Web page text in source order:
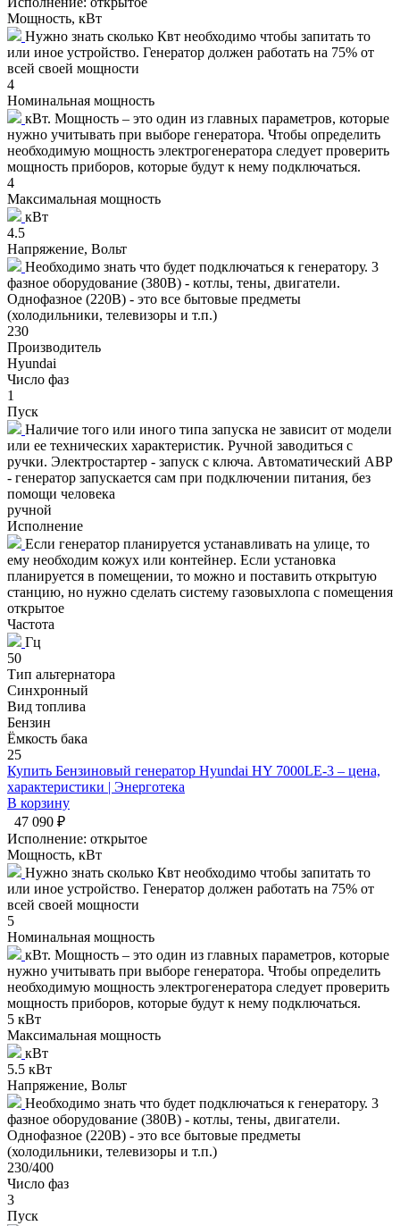
Мощность, кВт
Нужно знать сколько Квт необходимо чтобы запитать то
или иное устройство. Генератор должен работать на 75% от
всей своей мощности
4
Номинальная мощность
кВт. Мощность – это один из главных параметров, которые
нужно учитывать при выборе генератора. Чтобы определить
необходимую мощность электрогенератора следует проверить
мощность приборов, которые будут к нему подключаться.
4
Максимальная мощность
кВт
4.5
Напряжение, Вольт
Необходимо знать что будет подключаться к генератору. 3
фазное оборудование (380В) - котлы, тены, двигатели.
Однофазное (220В) - это все бытовые предметы
(холодильники, телевизоры и т.п.)
230
Производитель
Hyundai
Число фаз
1
Пуск
Наличие того или иного типа запуска не зависит от модели
или ее технических характеристик. Ручной заводиться с
ручки. Электростартер - запуск с ключа. Автоматический АВР
- генератор запускается сам при подключении питания, без
помощи человека
ручной
Исполнение
Если генератор планируется устанавливать на улице, то
ему необходим кожух или контейнер. Если установка
планируется в помещении, то можно и поставить открытую
станцию, но нужно сделать систему газовыхлопа с помещения
открытое
Частота
Гц
50
Тип альтернатора
Синхронный
Вид топлива
Бензин
Ёмкость бака
25
Купить Бензиновый генератор Hyundai HY 7000LE-3 – цена,
характеристики | Энерготека
В корзину
47 090 ₽
Исполнение: открытое
Мощность, кВт
Нужно знать сколько Квт необходимо чтобы запитать то
или иное устройство. Генератор должен работать на 75% от
всей своей мощности
5
Номинальная мощность
кВт. Мощность – это один из главных параметров, которые
нужно учитывать при выборе генератора. Чтобы определить
необходимую мощность электрогенератора следует проверить
мощность приборов, которые будут к нему подключаться.
5 кВт
Максимальная мощность
кВт
5.5 кВт
Напряжение, Вольт
Необходимо знать что будет подключаться к генератору. 3
фазное оборудование (380В) - котлы, тены, двигатели.
Однофазное (220В) - это все бытовые предметы
(холодильники, телевизоры и т.п.)
230/400
Число фаз
3
Пуск